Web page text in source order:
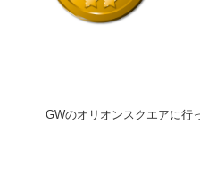
GWのオリオンスクエアに行